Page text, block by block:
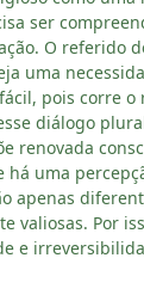
ser
O referido
uma
pois corre o
diálogo
renovada
uma
apenas
valiosas. Por
e